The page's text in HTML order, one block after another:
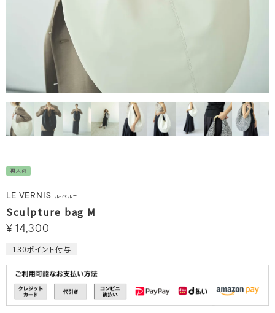
再入荷
LE VERNIS ル・ベルニ
Sculpture bag M
¥ 14,300
130ポイント付与